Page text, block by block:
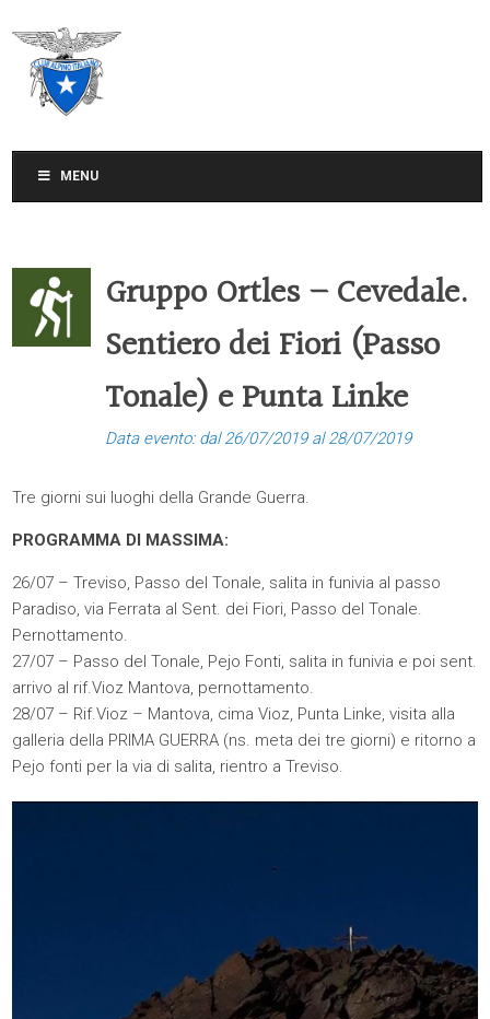
MENU
Gruppo Ortles – Cevedale.
Sentiero dei Fiori (Passo
Tonale) e Punta Linke
Data evento: dal 26/07/2019 al 28/07/2019
Tre giorni sui luoghi della Grande Guerra.
PROGRAMMA DI MASSIMA:
26/07 – Treviso, Passo del Tonale, salita in funivia al passo
Paradiso, via Ferrata al Sent. dei Fiori, Passo del Tonale.
Pernottamento.
27/07 – Passo del Tonale, Pejo Fonti, salita in funivia e poi sent.
arrivo al rif.Vioz Mantova, pernottamento.
28/07 – Rif.Vioz – Mantova, cima Vioz, Punta Linke, visita alla
galleria della PRIMA GUERRA (ns. meta dei tre giorni) e ritorno a
Pejo fonti per la via di salita, rientro a Treviso.